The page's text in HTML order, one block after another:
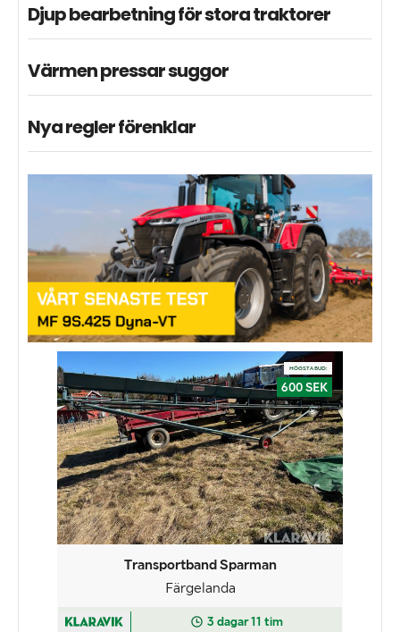
Djup bearbetning för stora traktorer
Värmen pressar suggor
Nya regler förenklar